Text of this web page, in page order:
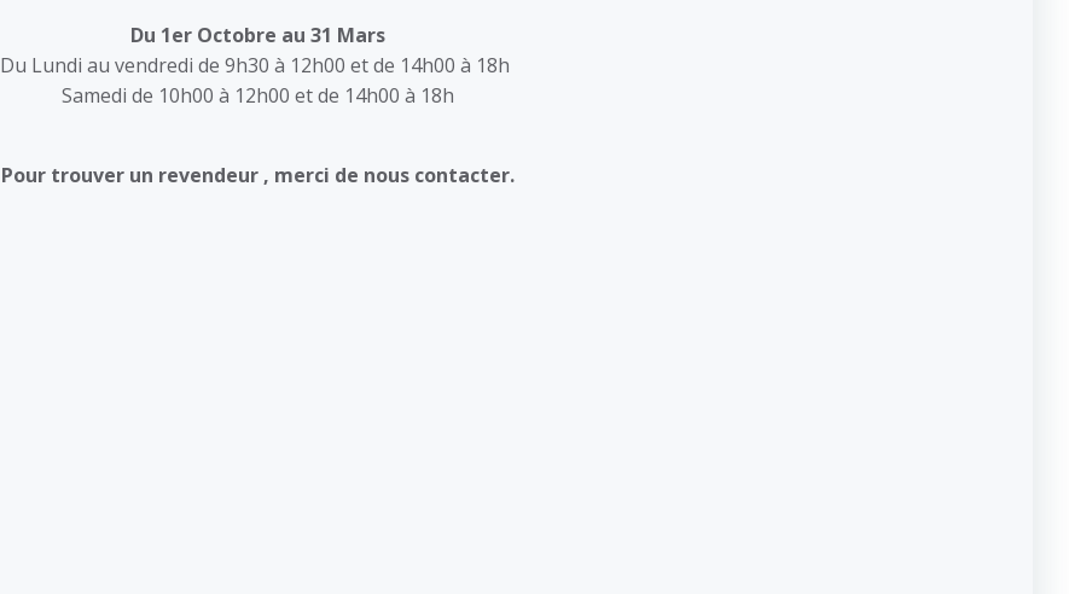
Du 1er Octobre au 31 Mars
Du Lundi au vendredi de 9h30 à 12h00 et de 14h00 à 18h
Samedi de 10h00 à 12h00 et de 14h00 à 18h
Pour trouver un revendeur , merci de nous contacter.